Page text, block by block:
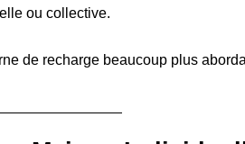
ou collective.
de recharge beaucoup plus